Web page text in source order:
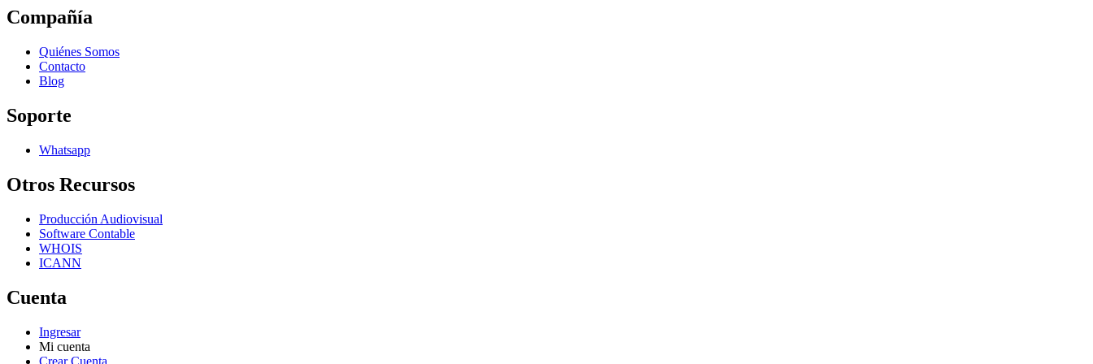
Compañía
Quiénes Somos
Contacto
Blog
Soporte
Whatsapp
Otros Recursos
Producción Audiovisual
Software Contable
WHOIS
ICANN
Cuenta
Ingresar
Mi cuenta
Crear Cuenta